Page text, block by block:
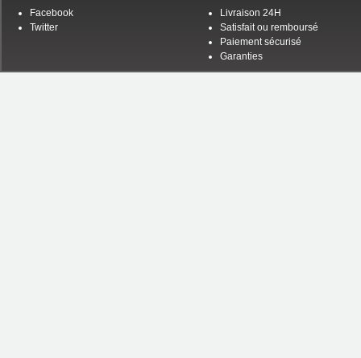
Facebook
Twitter
Livraison 24H
Satisfait ou remboursé
Paiement sécurisé
Garanties